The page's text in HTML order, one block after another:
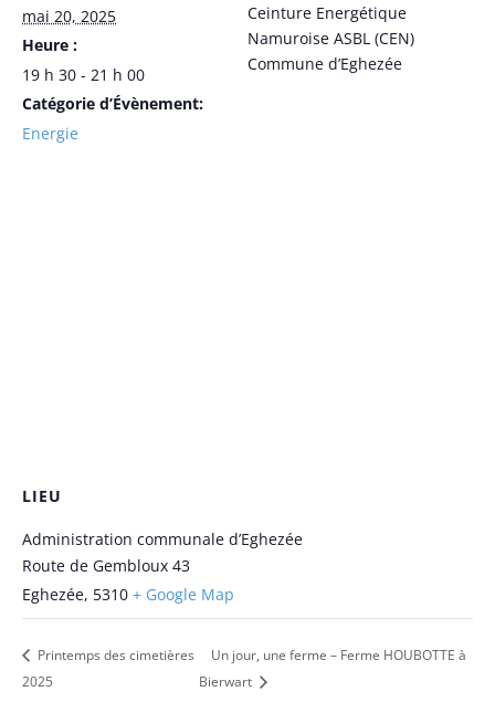
mai 20, 2025
Heure :
19 h 30 - 21 h 00
Catégorie d’Évènement:
Energie
Ceinture Energétique
Namuroise ASBL (CEN)
Commune d’Eghezée
LIEU
Administration communale d’Eghezée
Route de Gembloux 43
Eghezée, 5310 + Google Map
Printemps des cimetières
2025
Un jour, une ferme – Ferme HOUBOTTE à
Bierwart